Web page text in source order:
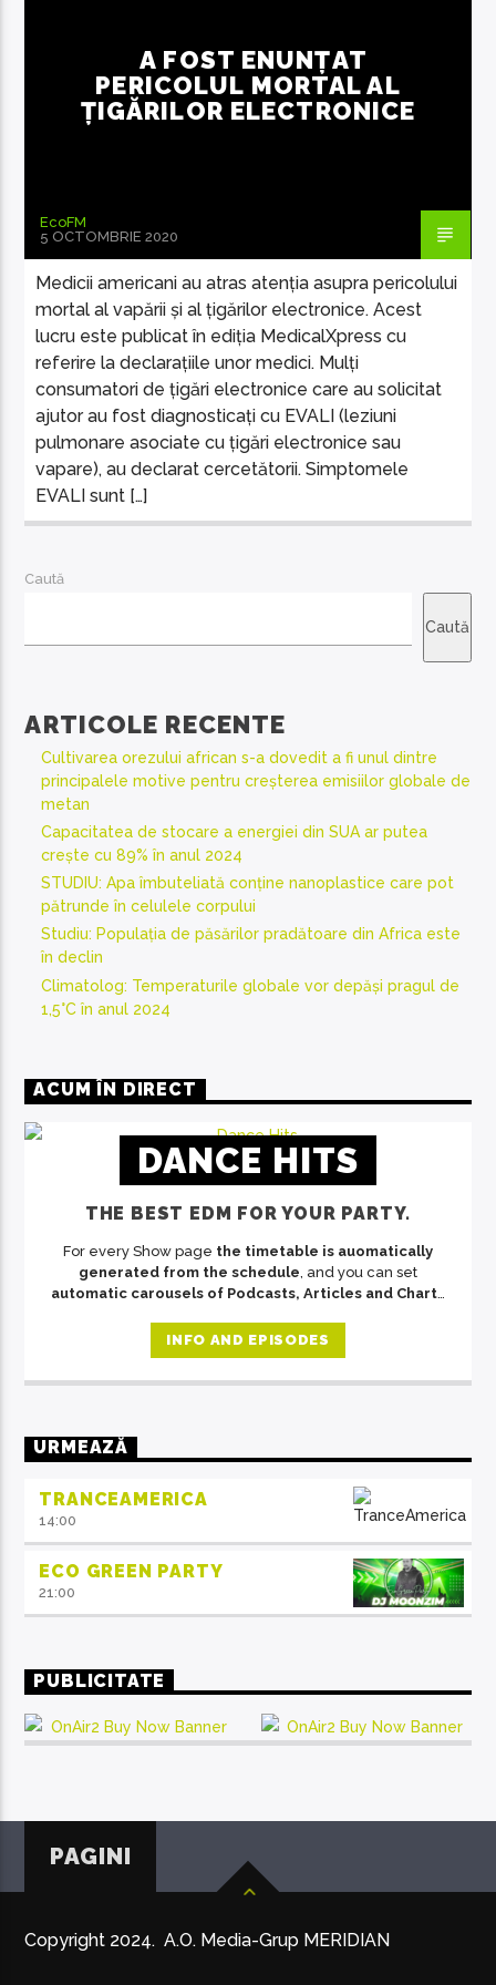
A FOST ENUNȚAT
PERICOLUL MORTAL AL
ȚIGĂRILOR ELECTRONICE
EcoFM
5 OCTOMBRIE 2020
Medicii americani au atras atenția asupra pericolului
mortal al vapării și al țigărilor electronice. Acest
lucru este publicat în ediția MedicalXpress cu
referire la declarațiile unor medici. Mulți
consumatori de țigări electronice care au solicitat
ajutor au fost diagnosticați cu EVALI (leziuni
pulmonare asociate cu țigări electronice sau
vapare), au declarat cercetătorii. Simptomele
EVALI sunt […]
Caută
Caută
ARTICOLE RECENTE
Cultivarea orezului african s-a dovedit a fi unul dintre
principalele motive pentru creșterea emisiilor globale de
metan
Capacitatea de stocare a energiei din SUA ar putea
crește cu 89% în anul 2024
STUDIU: Apa îmbuteliată conține nanoplastice care pot
pătrunde în celulele corpului
Studiu: Populația de păsărilor pradătoare din Africa este
în declin
Climatolog: Temperaturile globale vor depăși pragul de
1,5°C în anul 2024
ACUM ÎN DIRECT
DANCE HITS
THE BEST EDM FOR YOUR PARTY.
For every Show page the timetable is auomatically
generated from the schedule , and you can set
automatic carousels of Podcasts, Articles and Charts
Sed justo mauris, auctor eget tellus nec, pellentesque
varius mauris. Sed eu congue nulla, et tincidunt justo.
Aliquam semper faucibus odio id varius. Suspendisse
INFO AND EPISODES
URMEAZĂ
TRANCEAMERICA
14:00
ECO GREEN PARTY
21:00
PUBLICITATE
PAGINI
Copyright 2024. A.O. Media-Grup MERIDIAN